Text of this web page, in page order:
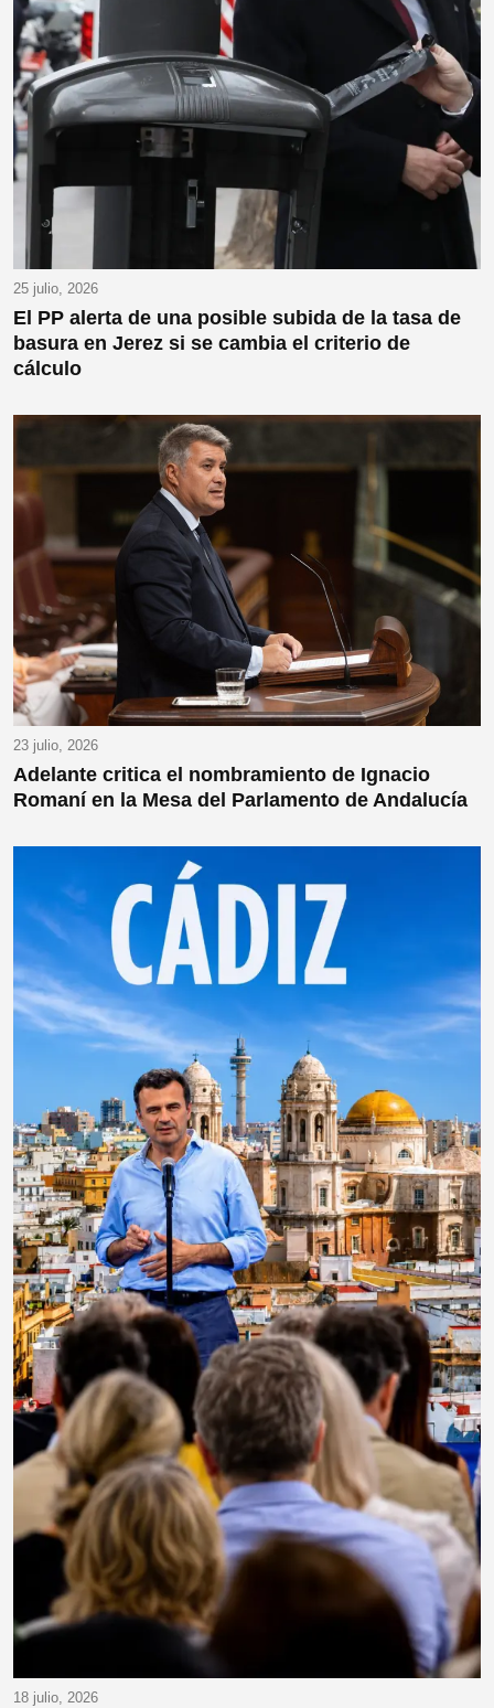
25 julio, 2026
El PP alerta de una posible subida de la tasa de
basura en Jerez si se cambia el criterio de
cálculo
23 julio, 2026
Adelante critica el nombramiento de Ignacio
Romaní en la Mesa del Parlamento de Andalucía
18 julio, 2026